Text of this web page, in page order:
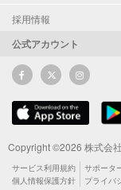
採用情報
公式アカウント
Copyright ©2026 株式会
サービス利用規約 サポータ
個人情報保護方針
プライバ